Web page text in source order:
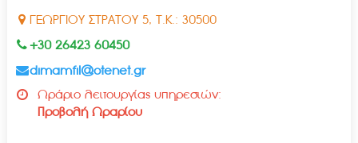
ΓΕΩΡΓΙΟΥ ΣΤΡΑΤΟΥ 5, Τ.Κ.: 30500
+30 26423 60450
dimamfil@otenet.gr
Ωράριο λειτουργίας υπηρεσιών:
Προβολή Ωραρίου